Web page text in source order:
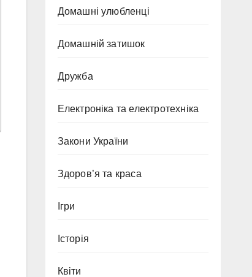
Домашні улюбленці
Домашній затишок
Дружба
Електроніка та електротехніка
Закони України
Здоров’я та краса
Ігри
Історія
Квіти